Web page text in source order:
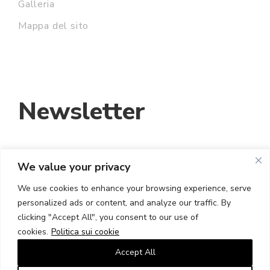
We value your privacy
We use cookies to enhance your browsing experience, serve
personalized ads or content, and analyze our traffic. By
clicking "Accept All", you consent to our use of
cookies. Politica sui cookie
Accept All
Galleria
Mappa del sito
Newsletter
INDIRIZZO EMAIL:
HO LETTO E ACCETTO I TERMINI E LE
CONDIZIONI